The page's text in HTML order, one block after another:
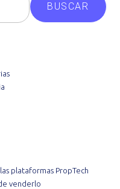
BUSCAR
plataformas PropTech
venderlo